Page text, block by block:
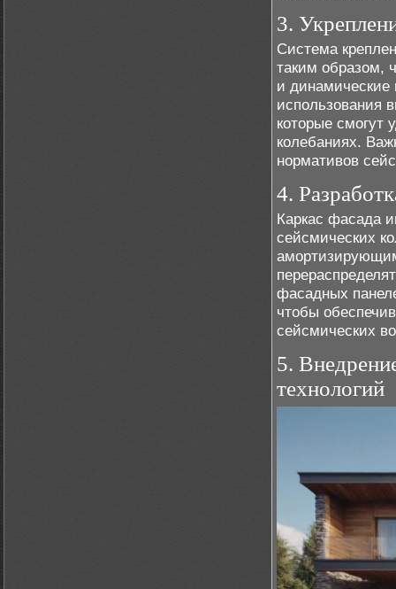
3.
Система
таким образом,
и динамические
использования
которые смогут
колебаниях.
нормативов
4.
Каркас фасада
сейсмических
фасадных
чтобы
сейсмических
5.
технологий